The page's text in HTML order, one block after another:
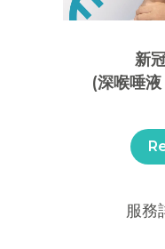
新
(深喉唾
服務